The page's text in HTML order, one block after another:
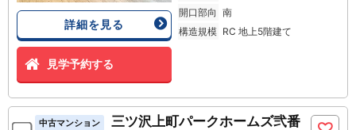
詳細を見る
見学予約する
開口部向 南
構造規模 RC 地上5階建て
中古マンション
三ツ沢上町パークホームズ弐番